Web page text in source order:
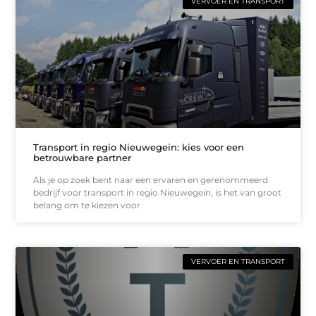
Transport in regio Nieuwegein: kies voor een
betrouwbare partner
Als je op zoek bent naar een ervaren en gerenommeerd
bedrijf voor transport in regio Nieuwegein, is het van groot
belang om te kiezen voor
VERVOER EN TRANSPORT